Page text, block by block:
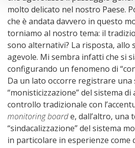
molto delicato nel nostro Paese.
che è andata davvero in questo
torniamo al nostro tema: il
sono alternativi? La risposta, allo
agevole. Mi sembra infatti che si
configurando un fenomeno di
Da un lato occorre registrare una
“monisticizzazione” del sistema
controllo tradizionale con
monitoring boarde, dall’altro, una
“sindacalizzazione” del sistema
in particolare in esperienze come